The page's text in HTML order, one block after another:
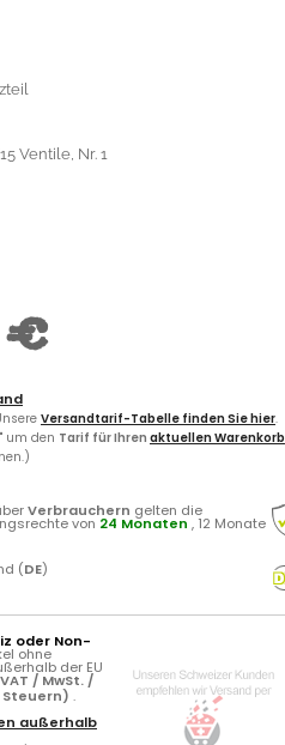
Ventile, Nr. 1
Versandtarif-Tabelle finden Sie hier.
um den Tarif für Ihren aktuellen Warenkorb
Verbrauchern gelten die
von 24 Monaten , 12 Monate
(DE)
oder Non-
ohne
der EU
/ MwSt. /
Steuern) .
außerhalb